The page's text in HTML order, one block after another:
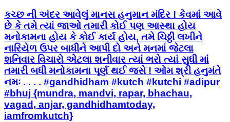
કચ્છ ની અંદર આવેલું માનસ હનુમાન મંદિર ! કેવમાં આવે
છે કે તમે ત્યાં જાઓ તમારી કોઈ પણ આસ્થા હોય
મનોકામના હોય કે કોઈ કાર્ય હોય, તમે ચિઠ્ઠી લખીને
નારિયેળ ઉપર બાધીને આપી દો અને મનમાં જેટલા
શનિવાર વિચારો એટલા શનીવાર ત્યાં ભરો ત્યાં સુધી માં
તમારી બધી મનોકામના પૂર્ણ થઈ જસે ! ઓમ શ્રી હનુમંતે
નમઃ . . . . #gandhidham #kutch #kutchi #adipur
#bhuj {mundra, mandvi, rapar, bhachau,
vagad, anjar, gandhidhamtoday,
iamfromkutch}